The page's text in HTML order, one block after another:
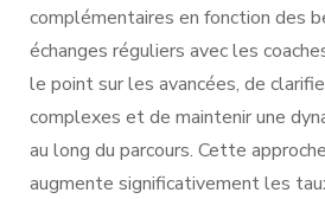
complémentaires en fonction des
échanges réguliers avec les
le point sur les avancées, de
complexes et de maintenir une
au long du parcours. Cette
augmente significativement les